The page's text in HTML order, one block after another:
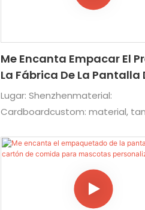
Me Encanta Empacar El
La Fábrica De La Pantalla
Cartón De Cerveza
Personalizada
Lugar: Shenzhenmaterial:
Cardboardcustom: material,
exhibición para alimentos de
Cosméticos electrónicos y
industriales para: tienda de
supermercados y varias escenas